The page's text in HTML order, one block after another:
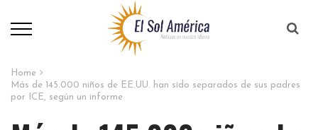
Home
Más de 145.000 niños de EE.UU. han sido separados de sus padres
por ICE, según un informe